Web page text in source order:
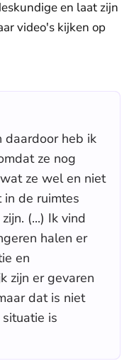
en laat zijn
video's kijken op
daardoor heb ik
ze nog
ze wel en niet
in de ruimtes
(...) Ik vind
halen er
en
zijn er gevaren
dat is niet
is